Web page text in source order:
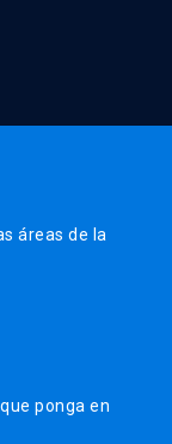
áreas de la
ponga en